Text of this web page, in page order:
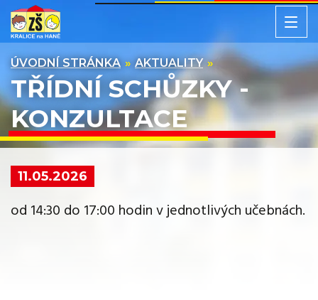
ÚVODNÍ STRÁNKA AKTUALITY
TŘÍDNÍ SCHŮZKY -
KONZULTACE
11.05.2026
od 14:30 do 17:00 hodin v jednotlivých učebnách.